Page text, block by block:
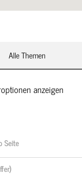
Alle Themen
anzeigen
Seite